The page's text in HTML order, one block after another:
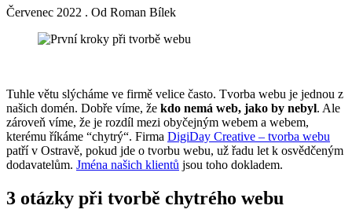
Červenec 2022 . Od Roman Bílek
Tuhle větu slýcháme ve firmě velice často. Tvorba webu je jednou z
našich domén. Dobře víme, že kdo nemá web, jako by nebyl. Ale
zároveň víme, že je rozdíl mezi obyčejným webem a webem,
kterému říkáme “chytrý“. Firma DigiDay Creative – tvorba webu
patří v Ostravě, pokud jde o tvorbu webu, už řadu let k osvědčeným
dodavatelům. Jména našich klientů jsou toho dokladem.
3 otázky při tvorbě chytrého webu